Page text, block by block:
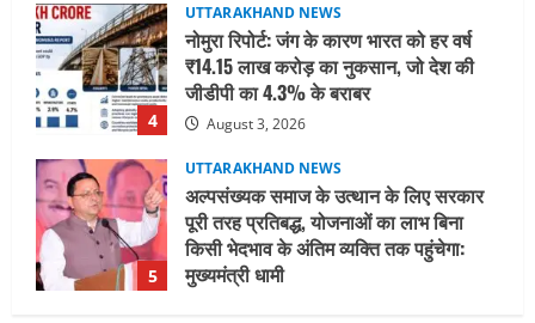
5
UTTARAKHAND NEWS
अल्पसंख्यक समाज के उत्थान के लिए सरकार
पूरी तरह प्रतिबद्ध, योजनाओं का लाभ बिना
किसी भेदभाव के अंतिम व्यक्ति तक पहुंचेगा:
मुख्यमंत्री धामी
1
UTTARAKHAND NEWS
मिस उत्तराखंड 2026 के सब-कॉन्टेस्ट ‘मिस
ब्यूटीफुल आइज़’ एवं ‘मिस ब्यूटीफुल हेयर’ का
आयोजन
August 5, 2026